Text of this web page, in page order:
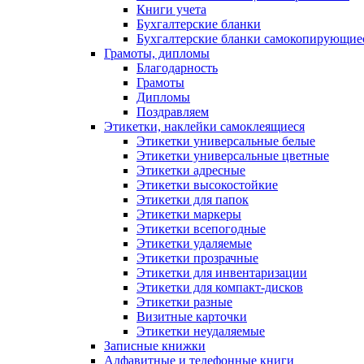
Книги учета
Бухгалтерские бланки
Бухгалтерские бланки
Грамоты, дипломы
Благодарность
Грамоты
Дипломы
Поздравляем
Этикетки, наклейки самоклеящиеся
Этикетки универсальные белые
Этикетки универсальные цветные
Этикетки адресные
Этикетки высокостойкие
Этикетки для папок
Этикетки маркеры
Этикетки всепогодные
Этикетки удаляемые
Этикетки прозрачные
Этикетки для инвентаризации
Этикетки для компакт-дисков
Этикетки разные
Визитные карточки
Этикетки неудаляемые
Записные книжки
Алфавитные и телефонные книги